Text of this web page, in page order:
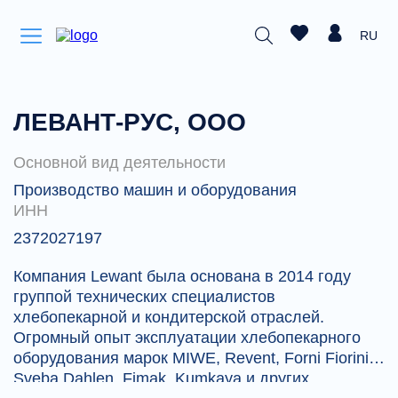
RU
ЛЕВАНТ-РУС, ООО
Основной вид деятельности
Производство машин и оборудования
ИНН
2372027197
Компания Lewant была основана в 2014 году
группой технических специалистов
хлебопекарной и кондитерской отраслей.
Огромный опыт эксплуатации хлебопекарного
оборудования марок MIWE, Revent, Forni Fiorini,
Sveba Dahlen, Fimak, Kumkaya и других,